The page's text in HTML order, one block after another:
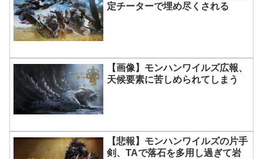
定チーターで埋め尽くされる
【画像】モンハンワイルズ広報、
天候要素に苦しめられてしまう
【悲報】モンハンワイルズの片手
剣、TAで落石を多用し過ぎて岩